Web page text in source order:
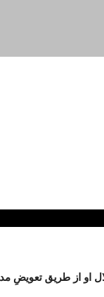
از طریق تعویضِ